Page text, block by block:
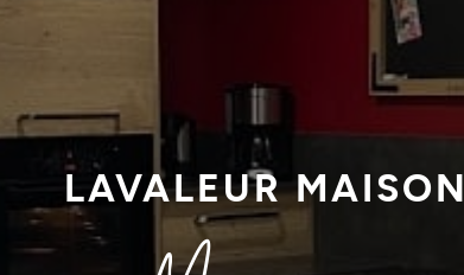
LAVALEUR MAISON